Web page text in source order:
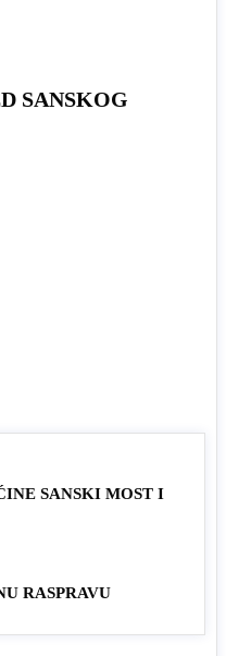
SANSKOG
SANSKI MOST I
RASPRAVU